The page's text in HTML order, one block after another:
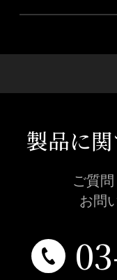
製品に
ご質
お問